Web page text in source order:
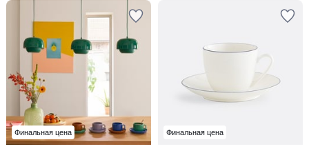
Финальная цена Финальная цена